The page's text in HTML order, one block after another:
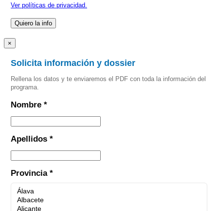
Ver políticas de privacidad.
×
Solicita información y dossier
Rellena los datos y te enviaremos el PDF con toda la información del
programa.
Nombre *
Apellidos *
Provincia *